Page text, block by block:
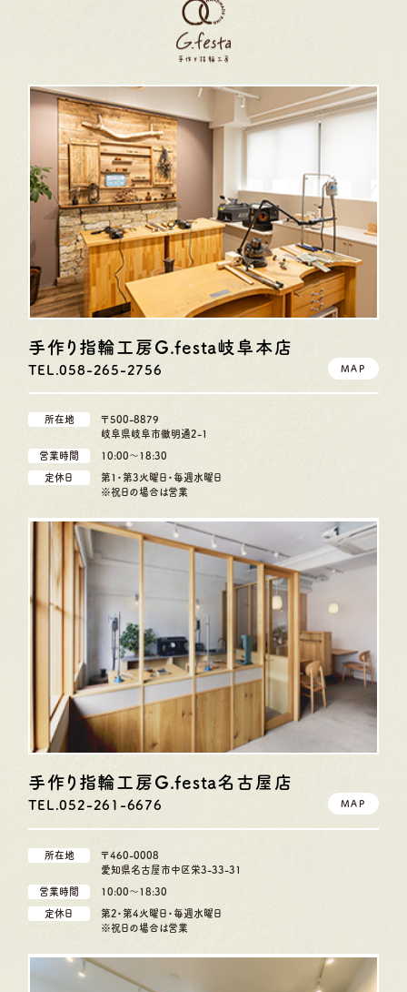
手作り指輪工房G.festa岐阜本店
TEL.058-265-2756 MAP
所在地
〒500-8879
岐阜県岐阜市徹明通2-1
営業時間 10:00〜18:30
定休日
第1・第3火曜日・毎週水曜日
※祝日の場合は営業
手作り指輪工房G.festa名古屋店
TEL.052-261-6676 MAP
所在地
〒460-0008
愛知県名古屋市中区栄3-33-31
営業時間 10:00〜18:30
定休日
第2・第4火曜日・毎週水曜日
※祝日の場合は営業